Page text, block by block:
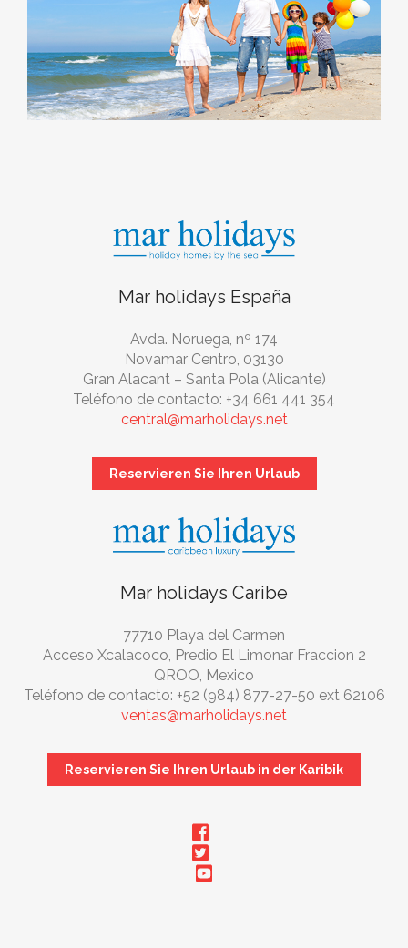
Mar holidays España
Avda. Noruega, nº 174
Novamar Centro, 03130
Gran Alacant – Santa Pola (Alicante)
Teléfono de contacto: +34 661 441 354
central@marholidays.net
Reservieren Sie Ihren Urlaub
Mar holidays Caribe
77710 Playa del Carmen
Acceso Xcalacoco, Predio El Limonar Fraccion 2
QROO, Mexico
Teléfono de contacto: +52 (984) 877-27-50 ext 62106
ventas@marholidays.net
Reservieren Sie Ihren Urlaub in der Karibik